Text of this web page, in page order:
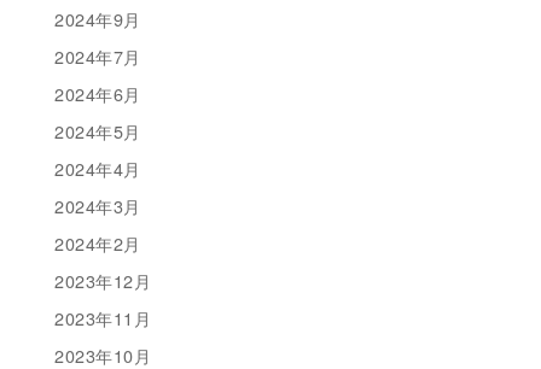
2024年9月
2024年7月
2024年6月
2024年5月
2024年4月
2024年3月
2024年2月
2023年12月
2023年11月
2023年10月